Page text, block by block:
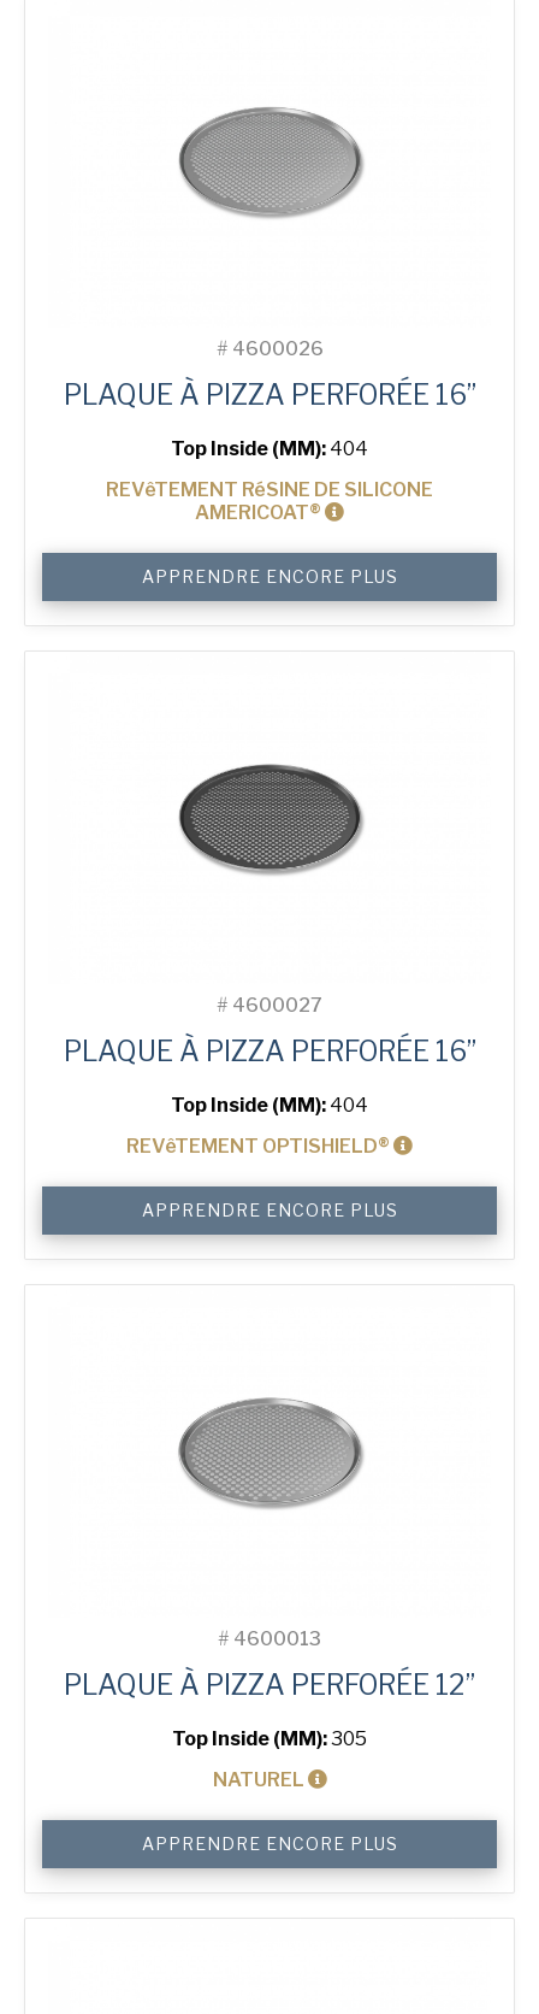
# 4600026
PLAQUE À PIZZA PERFORÉE 16”
Top Inside (MM): 404
REVêTEMENT RéSINE DE SILICONE
AMERICOAT®
16"
Perforated
Pizza
APPRENDRE ENCORE PLUS
# 4600027
PLAQUE À PIZZA PERFORÉE 16”
Top Inside (MM): 404
REVêTEMENT OPTISHIELD®
16"
Perforated
Pizza
APPRENDRE ENCORE PLUS
# 4600013
PLAQUE À PIZZA PERFORÉE 12”
Top Inside (MM):305
NATUREL
12"
Perforated
Pizza
APPRENDRE ENCORE PLUS